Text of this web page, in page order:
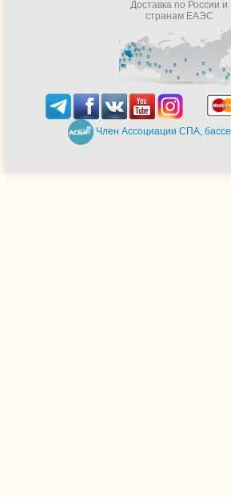
Доставка по России и
странам ЕАЭС
Член Ассоциации СПА,